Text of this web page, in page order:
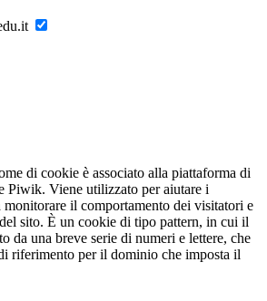
di cookie è associato alla piattaforma di
Piwik. Viene utilizzato per aiutare i
il comportamento dei visitatori e
sito. È un cookie di tipo pattern, in cui il
da una breve serie di numeri e lettere, che
riferimento per il dominio che imposta il